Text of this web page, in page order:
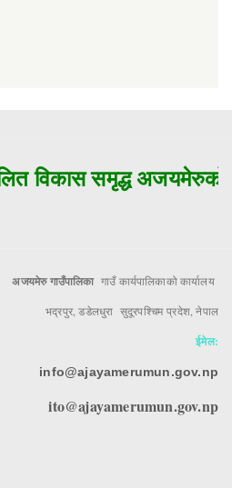
विकास समृद्ध अजयमेरुको
अजयमेरु गाउँपालिका गाउँ कार्यपालिकाको कार्यालय
भद्रपुर, डडेलधुरा सुदूरपश्चिम प्रदेश, नेपाल
ईमेल:
info@ajayamerumun.gov.np
ito@ajayamerumun.gov.np